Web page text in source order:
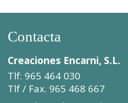
Contacta
Creaciones Encarni, S.L.
Tlf: 965 464 030
Tlf / Fax. 965 468 667